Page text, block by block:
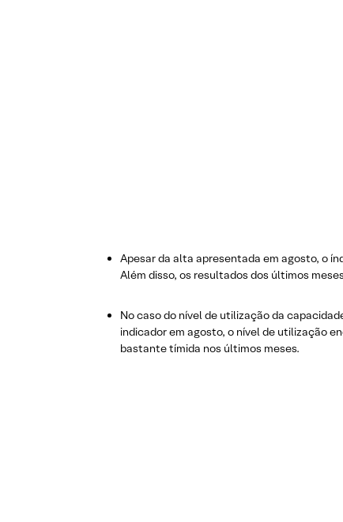
Apesar da alta apresentada em agosto, o
Além disso, os resultados dos últimos
No caso do nível de utilização da
indicador em agosto, o nível de utilização
bastante tímida nos últimos meses.